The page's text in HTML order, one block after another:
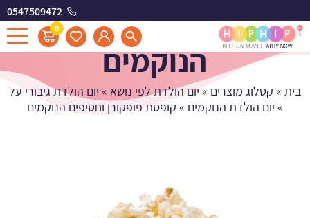
0547509472
0
קופסת פופקורן וחטיפים
הנוקמים
בית » קטלוג מוצרים » יום הולדת לפי נושא » יום הולדת גיבורי על
» יום הולדת הנוקמים » קופסת פופקורן וחטיפים הנוקמים